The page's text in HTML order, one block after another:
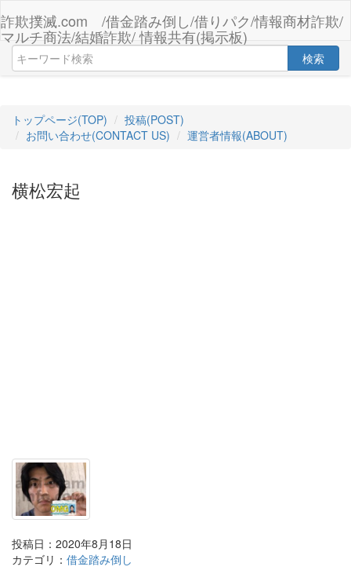
詐欺撲滅.com /借金踏み倒し/借りパク/情報商材詐欺/
マルチ商法/結婚詐欺/ 情報共有(掲示板)
検索
トップページ(TOP)
投稿(POST)
お問い合わせ(CONTACT US)
運営者情報(ABOUT)
横松宏起
投稿日：2020年8月18日
カテゴリ： 借金踏み倒し